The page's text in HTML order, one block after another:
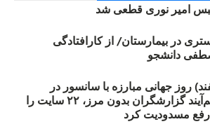
امیر نوری قطعی شد
در بیمارستان/ از کارافتادگی
(۲۱ اسفند) روز جهانی مبارزه با سانسور در
اینترنت: #آزادی هم‌آیند گزارشگران‌ بدون مرز، ۲۲ سایت را
مسدودیت کرد